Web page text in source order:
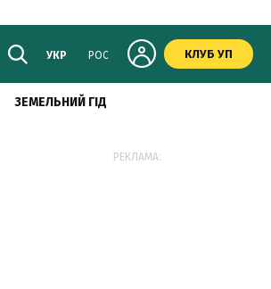
УКР РОС КЛУБ УП
ЗЕМЕЛЬНИЙ ГІД
РЕКЛАМА: